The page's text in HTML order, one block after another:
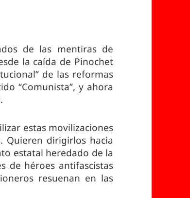
​​de las mentiras de
la caída de Pinochet
de las reformas
“Comunista”, y ahora
estas movilizaciones
Quieren dirigirlos hacia
estatal heredado de la
de héroes antifascistas
resuenan en las